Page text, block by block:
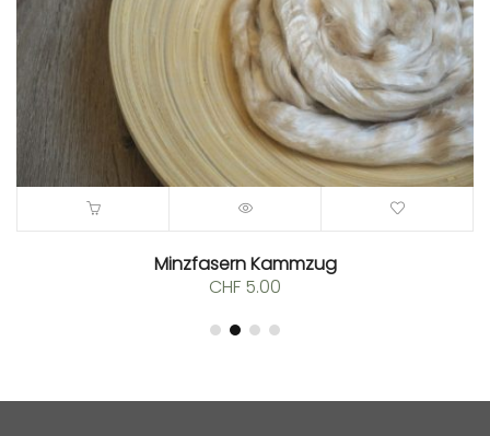
Minzfasern Kammzug
CHF 5.00